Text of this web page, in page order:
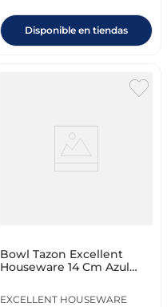
Disponible en tiendas
Bowl Tazon Excellent
Houseware 14 Cm Azul
EXCELLENT HOUSEWARE